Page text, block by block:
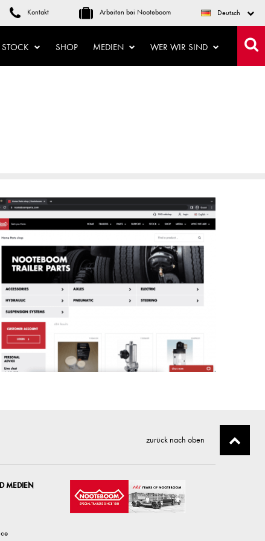
Kontakt Arbeiten bei Nooteboom Deutsch
STOCK SHOP MEDIEN WER WIR SIND
zurück nach oben
MEDIEN